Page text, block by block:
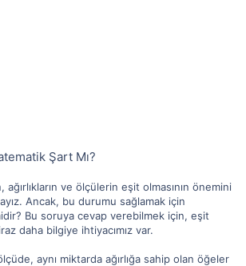
Şart Mı?
ve ölçülerin eşit olmasının önemini
Ancak, bu durumu sağlamak için
Bu soruya cevap verebilmek için, eşit
daha bilgiye ihtiyacımız var.
aynı miktarda ağırlığa sahip olan öğeler